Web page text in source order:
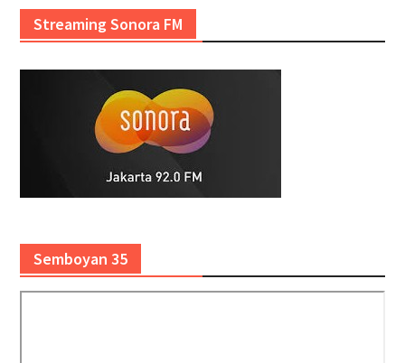
Streaming Sonora FM
Semboyan 35